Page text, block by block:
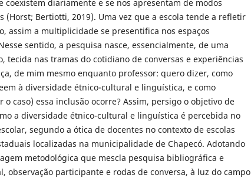
coexistem diariamente e se nos apresentam de modos
(Horst; Bertiotti, 2019). Uma vez que a escola tende a refletir
assim a multiplicidade se presentifica nos espaços
sentido, a pesquisa nasce, essencialmente, de uma
tecida nas tramas do cotidiano de conversas e experiências
de mim mesmo enquanto professor: quero dizer, como
à diversidade étnico-cultural e linguística, e como
o caso) essa inclusão ocorre? Assim, persigo o objetivo de
a diversidade étnico-cultural e linguística é percebida no
segundo a ótica de docentes no contexto de escolas
localizadas na municipalidade de Chapecó. Adotando
metodológica que mescla pesquisa bibliográfica e
observação participante e rodas de conversa, à luz do campo